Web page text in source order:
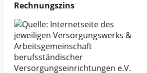
Rechnungszins